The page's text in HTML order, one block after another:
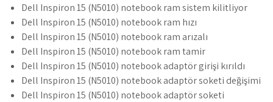
Dell Inspiron 15 (N5010) notebook ram sistem kilitliyor
Dell Inspiron 15 (N5010) notebook ram hızı
Dell Inspiron 15 (N5010) notebook ram arızalı
Dell Inspiron 15 (N5010) notebook ram tamir
Dell Inspiron 15 (N5010) notebook adaptör girişi kırıldı
Dell Inspiron 15 (N5010) notebook adaptör soketi değişimi
Dell Inspiron 15 (N5010) notebook adaptör soketi